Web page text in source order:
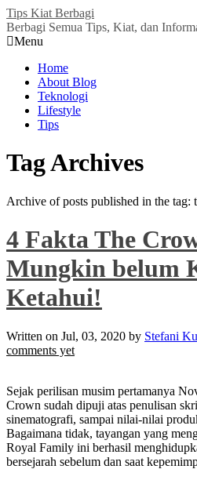
Tips Kiat Berbagi
Berbagi Semua Tips, Kiat, dan
Menu
Home
About Blog
Teknologi
Lifestyle
Tips
Tag Archives
Archive of posts published in the tag:
4 Fakta The
Mungkin belum
Ketahui!
Written on Jul, 03, 2020 by Stefani
comments yet
Sejak perilisan musim pertamanya
Crown sudah dipuji atas penulisan
sinematografi, sampai nilai-nilai
Bagaimana tidak, tayangan yang
Royal Family ini berhasil
bersejarah sebelum dan saat